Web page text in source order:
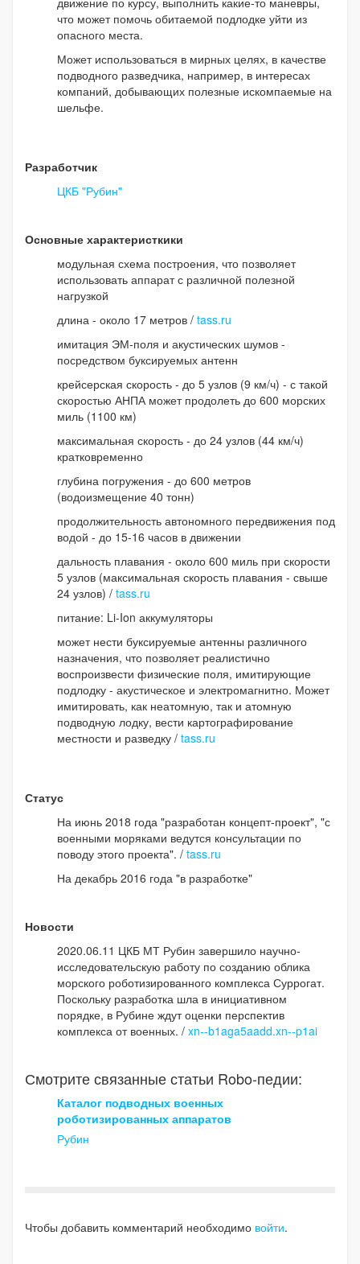
что может помочь обитаемой подлодке уйти из
опасного места.
Может использоваться в мирных целях, в качестве
подводного разведчика, например, в интересах
компаний, добывающих полезные искомпаемые на
шельфе.
Разработчик
ЦКБ "Рубин"
Основные характеристкики
модульная схема построения, что позволяет
использовать аппарат с различной полезной
нагрузкой
длина - около 17 метров / tass.ru
имитация ЭМ-поля и акустических шумов -
посредством буксируемых антенн
крейсерская скорость - до 5 узлов (9 км/ч) - с такой
скоростью АНПА может продолеть до 600 морских
миль (1100 км)
максимальная скорость - до 24 узлов (44 км/ч)
кратковременно
глубина погружения - до 600 метров
(водоизмещение 40 тонн)
продолжительность автономного передвижения под
водой - до 15-16 часов в движении
дальность плавания - около 600 миль при скорости
5 узлов (максимальная скорость плавания - свыше
24 узлов) / tass.ru
питание: Li-Ion аккумуляторы
может нести буксируемые антенны различного
назначения, что позволяет реалистично
воспроизвести физические поля, имитирующие
подлодку - акустическое и электромагнитно. Может
имитировать, как неатомную, так и атомную
подводную лодку, вести картографирование
местности и разведку / tass.ru
Статус
На июнь 2018 года "разработан концепт-проект", "с
военными моряками ведутся консультации по
поводу этого проекта". / tass.ru
На декабрь 2016 года "в разработке"
Новости
2020.06.11 ЦКБ МТ Рубин завершило научно-
исследовательскую работу по созданию облика
морского роботизированного комплекса Суррогат.
Поскольку разработка шла в инициативном
порядке, в Рубине ждут оценки перспектив
комплекса от военных. / xn--b1aga5aadd.xn--p1ai
Смотрите связанные статьи Robo-педии:
Каталог подводных военных
роботизированных аппаратов
Рубин
Чтобы добавить комментарий необходимо войти.